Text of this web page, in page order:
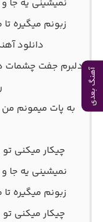
آهنگ بعدی
نمیشینی یه جا
زبونم میگیره
دانلود
دلبرم جفت چشمات
به پات میمونم
چیکار میکنی
نمیشینی یه جا
زبونم میگیره
چیکار میکنی